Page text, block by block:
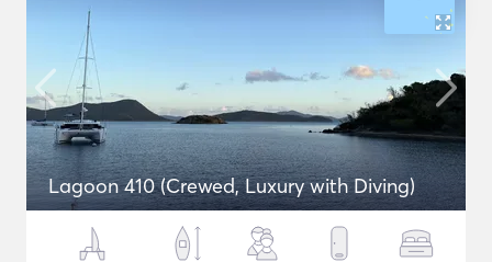
Lagoon 410 (Crewed, Luxury with Diving)